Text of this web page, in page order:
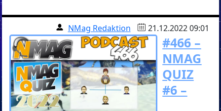
NMag Redaktion 21.12.2022 09:01
#466 –
NMAG
QUIZ
#6 –